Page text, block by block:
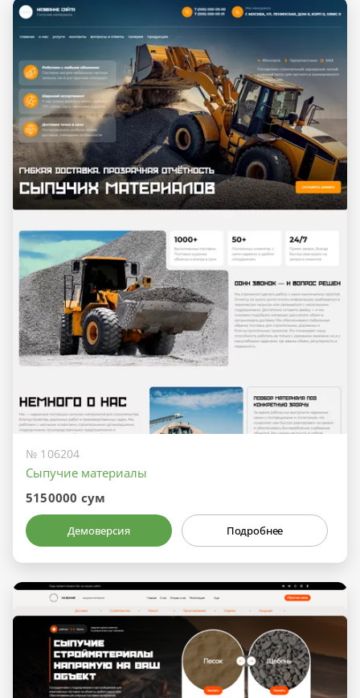
№ 106204
Сыпучие материалы
5150000 сум
Демоверсия Подробнее